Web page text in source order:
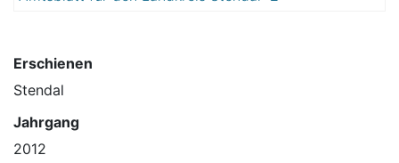
Erschienen
Stendal
Jahrgang
2012